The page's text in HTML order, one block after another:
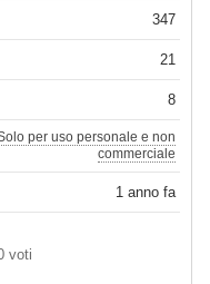
347
21
8
per uso personale e non
commerciale
1 anno fa
piace
voti